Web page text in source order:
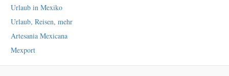
Urlaub in Mexiko
Urlaub, Reisen, mehr
Artesania Mexicana
Mexport